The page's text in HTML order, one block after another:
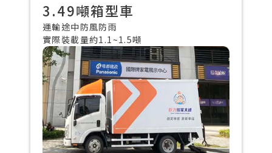
3.49噸箱型車
運輸途中防風防雨
實際裝載量約1.1~1.5噸